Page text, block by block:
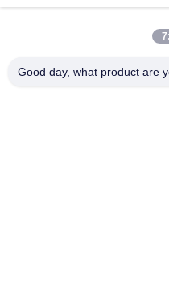
ニ
ー
人気カテゴ
Good day, what product are